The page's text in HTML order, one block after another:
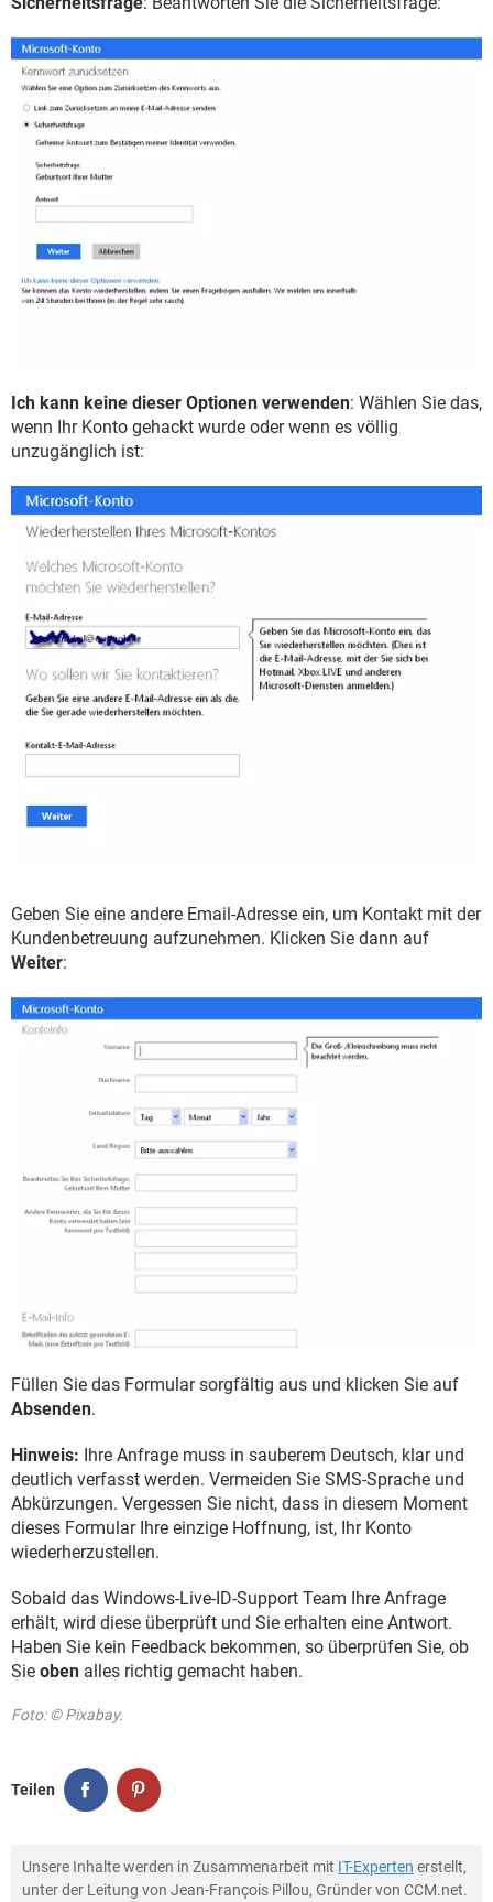
Ich kann keine dieser Optionen verwenden: Wählen Sie das,
wenn Ihr Konto gehackt wurde oder wenn es völlig
unzugänglich ist:
Geben Sie eine andere Email-Adresse ein, um Kontakt mit der
Kundenbetreuung aufzunehmen. Klicken Sie dann auf
Weiter:
Füllen Sie das Formular sorgfältig aus und klicken Sie auf
Absenden.
Hinweis: Ihre Anfrage muss in sauberem Deutsch, klar und
deutlich verfasst werden. Vermeiden Sie SMS-Sprache und
Abkürzungen. Vergessen Sie nicht, dass in diesem Moment
dieses Formular Ihre einzige Hoffnung, ist, Ihr Konto
wiederherzustellen.
Sobald das Windows-Live-ID-Support Team Ihre Anfrage
erhält, wird diese überprüft und Sie erhalten eine Antwort.
Haben Sie kein Feedback bekommen, so überprüfen Sie, ob
Sie oben alles richtig gemacht haben.
Foto: © Pixabay.
Teilen
Unsere Inhalte werden in Zusammenarbeit mit IT-Experten erstellt,
unter der Leitung von Jean-François Pillou, Gründer von CCM.net.